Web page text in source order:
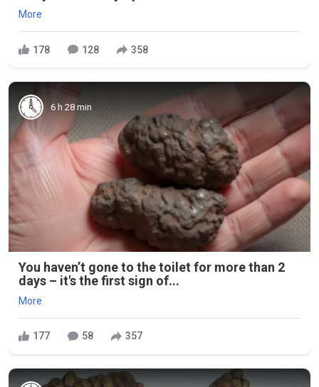
More
178 128 358
6 h 28 min
You haven’t gone to the toilet for more than 2
days – it's the first sign of...
More
177 58 357